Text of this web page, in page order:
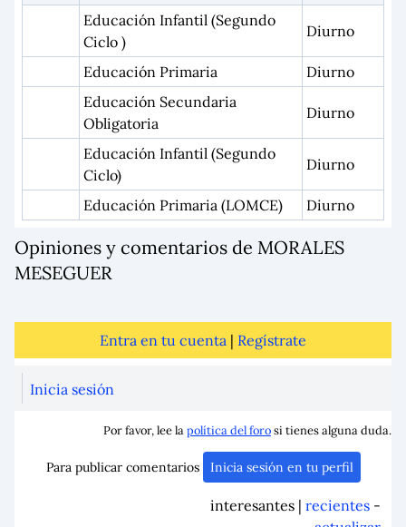
Educación Infantil (Segundo
Ciclo )
Diurno
Educación Primaria
Diurno
Educación Secundaria
Obligatoria
Diurno
Educación Infantil (Segundo
Ciclo)
Diurno
Educación Primaria (LOMCE) Diurno
Opiniones y comentarios de MORALES
MESEGUER
Entra en tu cuenta | Regístrate
Inicia sesión
Por favor, lee lapolítica del forosi tienes alguna duda.
Para publicar comentarios Inicia sesión en tu perfil
interesantes | recientes -